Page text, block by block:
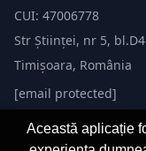
CUI: 47006778
Str Științei, nr 5,
Timișoara, România
[email protected]
Această aplicație